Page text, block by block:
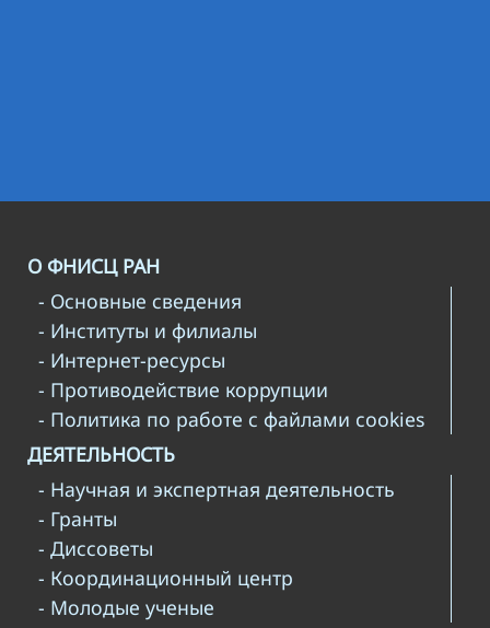
О ФНИСЦ РАН
- Основные сведения
- Институты и филиалы
- Интернет-ресурсы
- Противодействие коррупции
- Политика по работе с файлами cookies
ДЕЯТЕЛЬНОСТЬ
- Научная и экспертная деятельность
- Гранты
- Диссоветы
- Координационный центр
- Молодые ученые